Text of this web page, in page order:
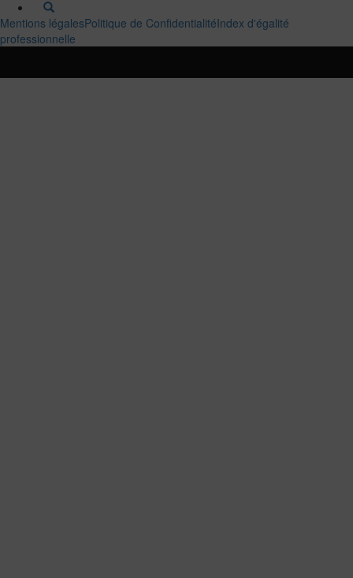
Mentions légalesPolitique de ConfidentialitéIndex d'égalité
professionnelle